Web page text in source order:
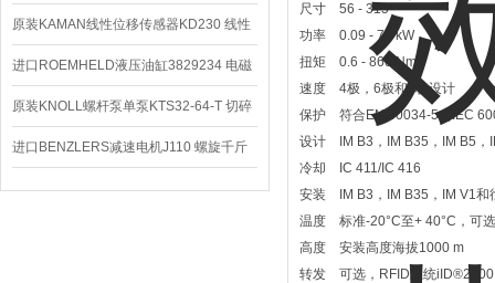
K21R80G4马达
原装KAMAN线性位移传感器KD230 线性
编码器
进口ROEMHELD液压油缸3829234 电磁
阀定位器
原装KNOLL螺杆泵单泵KTS32-64-T 切碎
排屑机
进口BENZLERS减速电机J110 螺旋千斤
顶BD-58
尺寸 56 - 315
功率 0.09 - 75 kW
扭矩 0.6 - 860 Nm
速度 4极，6极和8极设计
保护 符合EN 60034-5（IEC
设计 IM B3，IM B35，IM B5，
冷却 IC 411/IC 416
安装 IM B3，IM B35，IM V1和
温度 标准-20°C至+ 40°C，可
高度 安装高度海拔1000 m
转发 可选，RFID系统iID®2000